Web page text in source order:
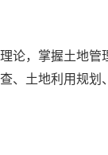
论，掌握土地
、土地利用规